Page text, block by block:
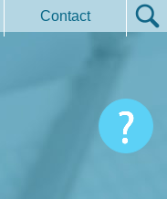
Contact